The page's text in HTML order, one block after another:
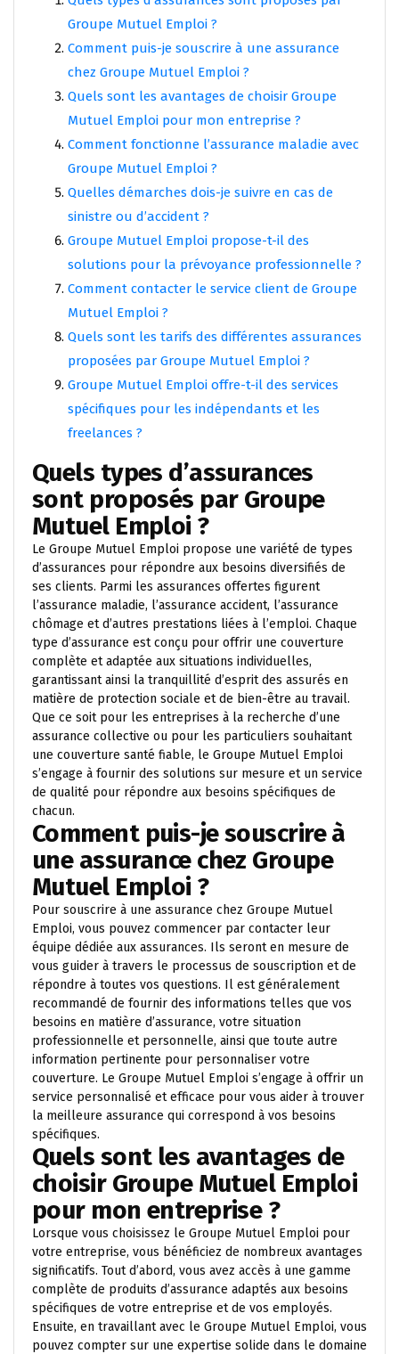
Groupe Mutuel Emploi ?
Comment puis-je souscrire à une assurance
chez Groupe Mutuel Emploi ?
Quels sont les avantages de choisir Groupe
Mutuel Emploi pour mon entreprise ?
Comment fonctionne l’assurance maladie avec
Groupe Mutuel Emploi ?
Quelles démarches dois-je suivre en cas de
sinistre ou d’accident ?
Groupe Mutuel Emploi propose-t-il des
solutions pour la prévoyance professionnelle ?
Comment contacter le service client de Groupe
Mutuel Emploi ?
Quels sont les tarifs des différentes assurances
proposées par Groupe Mutuel Emploi ?
Groupe Mutuel Emploi offre-t-il des services
spécifiques pour les indépendants et les
freelances ?
Quels types d’assurances
sont proposés par Groupe
Mutuel Emploi ?
Le Groupe Mutuel Emploi propose une variété de types
d’assurances pour répondre aux besoins diversifiés de
ses clients. Parmi les assurances offertes figurent
l’assurance maladie, l’assurance accident, l’assurance
chômage et d’autres prestations liées à l’emploi. Chaque
type d’assurance est conçu pour offrir une couverture
complète et adaptée aux situations individuelles,
garantissant ainsi la tranquillité d’esprit des assurés en
matière de protection sociale et de bien-être au travail.
Que ce soit pour les entreprises à la recherche d’une
assurance collective ou pour les particuliers souhaitant
une couverture santé fiable, le Groupe Mutuel Emploi
s’engage à fournir des solutions sur mesure et un service
de qualité pour répondre aux besoins spécifiques de
chacun.
Comment puis-je souscrire à
une assurance chez Groupe
Mutuel Emploi ?
Pour souscrire à une assurance chez Groupe Mutuel
Emploi, vous pouvez commencer par contacter leur
équipe dédiée aux assurances. Ils seront en mesure de
vous guider à travers le processus de souscription et de
répondre à toutes vos questions. Il est généralement
recommandé de fournir des informations telles que vos
besoins en matière d’assurance, votre situation
professionnelle et personnelle, ainsi que toute autre
information pertinente pour personnaliser votre
couverture. Le Groupe Mutuel Emploi s’engage à offrir un
service personnalisé et efficace pour vous aider à trouver
la meilleure assurance qui correspond à vos besoins
spécifiques.
Quels sont les avantages de
choisir Groupe Mutuel Emploi
pour mon entreprise ?
Lorsque vous choisissez le Groupe Mutuel Emploi pour
votre entreprise, vous bénéficiez de nombreux avantages
significatifs. Tout d’abord, vous avez accès à une gamme
complète de produits d’assurance adaptés aux besoins
spécifiques de votre entreprise et de vos employés.
Ensuite, en travaillant avec le Groupe Mutuel Emploi, vous
pouvez compter sur une expertise solide dans le domaine